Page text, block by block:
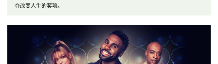
夺改变人生的奖项。